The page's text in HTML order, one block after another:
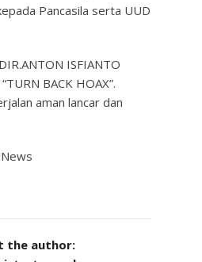
Pancasila serta UUD
ISFIANTO
BACK HOAX”.
aman lancar dan
the author: